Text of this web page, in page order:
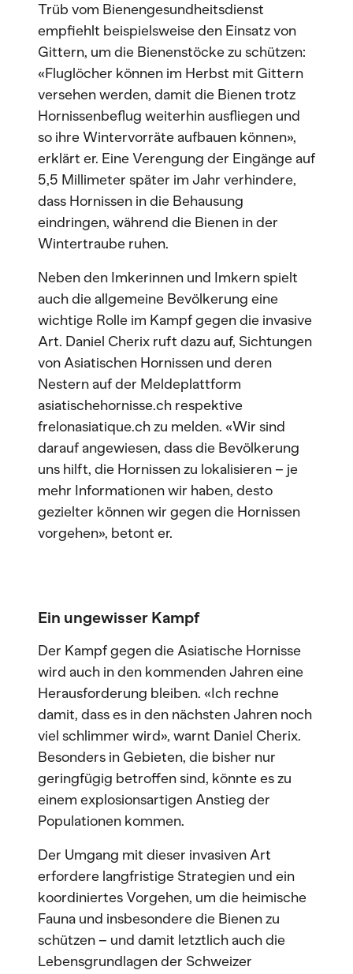
Trüb vom Bienengesundheitsdienst
empfiehlt beispielsweise den Einsatz von
Gittern, um die Bienenstöcke zu schützen:
«Fluglöcher können im Herbst mit Gittern
versehen werden, damit die Bienen trotz
Hornissenbeflug weiterhin ausfliegen und
so ihre Wintervorräte aufbauen können»,
erklärt er. Eine Verengung der Eingänge auf
5,5 Millimeter später im Jahr verhindere,
dass Hornissen in die Behausung
eindringen, während die Bienen in der
Wintertraube ruhen.
Neben den Imkerinnen und Imkern spielt
auch die allgemeine Bevölkerung eine
wichtige Rolle im Kampf gegen die invasive
Art. Daniel Cherix ruft dazu auf, Sichtungen
von Asiatischen Hornissen und deren
Nestern auf der Meldeplattform
asiatischehornisse.ch respektive
frelonasiatique.ch zu melden. «Wir sind
darauf angewiesen, dass die Bevölkerung
uns hilft, die Hornissen zu lokalisieren – je
mehr Informationen wir haben, desto
gezielter können wir gegen die Hornissen
vorgehen», betont er.
Ein ungewisser Kampf
Der Kampf gegen die Asiatische Hornisse
wird auch in den kommenden Jahren eine
Herausforderung bleiben. «Ich rechne
damit, dass es in den nächsten Jahren noch
viel schlimmer wird», warnt Daniel Cherix.
Besonders in Gebieten, die bisher nur
geringfügig betroffen sind, könnte es zu
einem explosionsartigen Anstieg der
Populationen kommen.
Der Umgang mit dieser invasiven Art
erfordere langfristige Strategien und ein
koordiniertes Vorgehen, um die heimische
Fauna und insbesondere die Bienen zu
schützen – und damit letztlich auch die
Lebensgrundlagen der Schweizer